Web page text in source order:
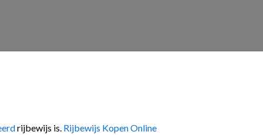
rijbewijs is. Rijbewijs Kopen Online